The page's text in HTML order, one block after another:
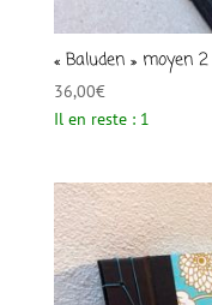
« Baluden » moyen 2
36,00€
Il en reste : 1